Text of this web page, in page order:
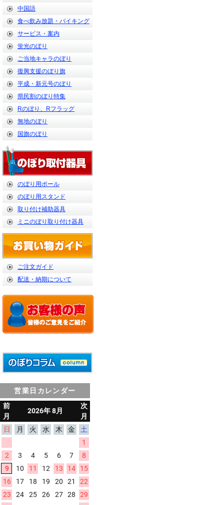
中国語
食べ飲み放題・バイキング
サービス・案内
蛍光のぼり
ご当地キャラのぼり
復興支援のぼり旗
平成・新元号のぼり
県民割のぼり特集
Rのぼり、Rフラッグ
無地のぼり
国旗のぼり
のぼり用ポール
のぼり用スタンド
取り付け補助器具
ミニのぼり取り付け器具
ご注文ガイド
配送・納期について
営業日カレンダー